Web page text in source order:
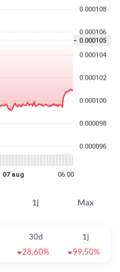
1j Max
30d
1j
28,60% 99,50%